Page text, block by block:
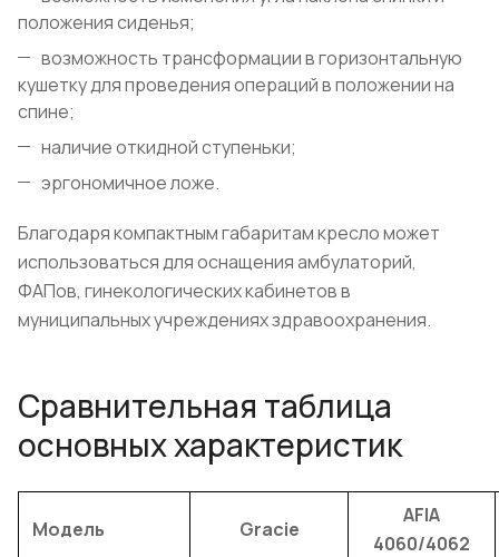
положения сиденья;
возможность трансформации в горизонтальную
кушетку для проведения операций в положении на
спине;
наличие откидной ступеньки;
эргономичное ложе.
Благодаря компактным габаритам кресло может
использоваться для оснащения амбулаторий,
ФАПов, гинекологических кабинетов в
муниципальных учреждениях здравоохранения.
Сравнительная таблица
основных характеристик
Модель Gracie
AFIA
4060/4062